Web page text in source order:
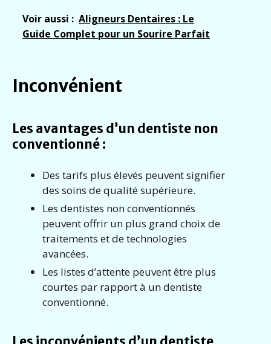
Voir aussi : Aligneurs Dentaires : Le
Guide Complet pour un Sourire Parfait
Inconvénient
Les avantages d’un dentiste non
conventionné :
Des tarifs plus élevés peuvent signifier
des soins de qualité supérieure.
Les dentistes non conventionnés
peuvent offrir un plus grand choix de
traitements et de technologies
avancées.
Les listes d’attente peuvent être plus
courtes par rapport à un dentiste
conventionné.